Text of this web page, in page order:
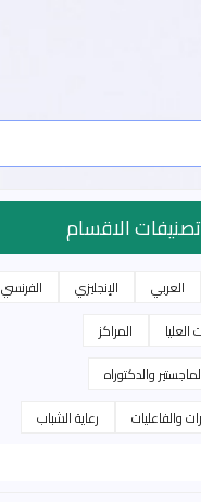
تصنيفات الاقسام
العربي الإنجليزي
الفرنسي
العليا
المراكز
والدكتوراه
والفاعليات
رعاية الشباب